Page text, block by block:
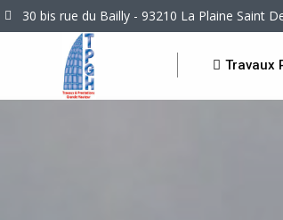
30 bis rue du Bailly - 93210 La Plaine Saint
Travaux